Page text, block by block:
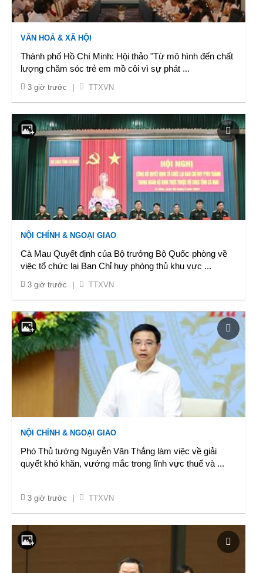
VĂN HOÁ & XÃ HỘI
Thành phố Hồ Chí Minh: Hội thảo "Từ mô hình đến chất
lượng chăm sóc trẻ em mồ côi vì sự phát ...
3 giờ trước TTXVN
NỘI CHÍNH & NGOẠI GIAO
Cà Mau Quyết định của Bộ trưởng Bộ Quốc phòng về
việc tổ chức lại Ban Chỉ huy phòng thủ khu vực ...
3 giờ trước TTXVN
NỘI CHÍNH & NGOẠI GIAO
Phó Thủ tướng Nguyễn Văn Thắng làm việc về giải
quyết khó khăn, vướng mắc trong lĩnh vực thuế và ...
3 giờ trước TTXVN